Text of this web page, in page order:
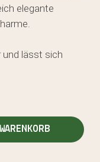
elegante
lässt sich